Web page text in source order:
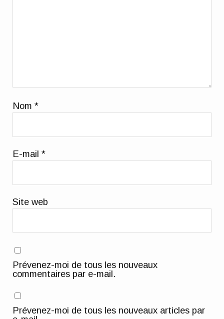
Nom*
E-mail*
Site web
Prévenez-moi de tous les nouveaux
commentaires par e-mail.
Prévenez-moi de tous les nouveaux articles par